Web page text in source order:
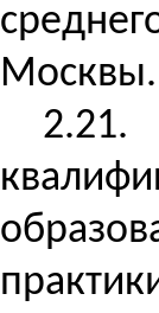
Москвы.
2.21.